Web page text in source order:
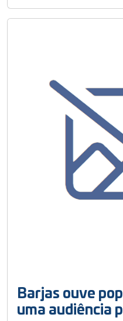
Barjas ouve
uma audiência